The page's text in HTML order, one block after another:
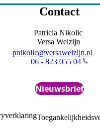
Contact
Patricia Nikolic
Versa Welzijn
pnikolic@versawelzijn.nl
06 - 823 055 04
Nieuwsbrief